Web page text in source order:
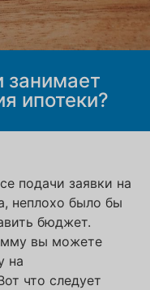
занимает
ипотеки?
подачи заявки на
неплохо было бы
бюджет.
вы можете
на
что следует